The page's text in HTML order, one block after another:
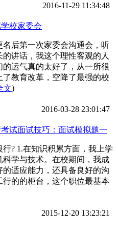
2016-11-29 11:34:48
校家委会
后第一次家委会沟通会，听
讲话，我这个理性客观的人
运气真的太好了，从一所很
教育改革，空降了最强的校
文)
2016-03-28 23:01:47
试面试技巧：面试模拟题一
? 1.在知识积累方面，我上学
科学与技术。在校期间，我成
适应能力，还具备良好的沟
的的柜台，这个职位最基本
2015-12-20 13:23:21